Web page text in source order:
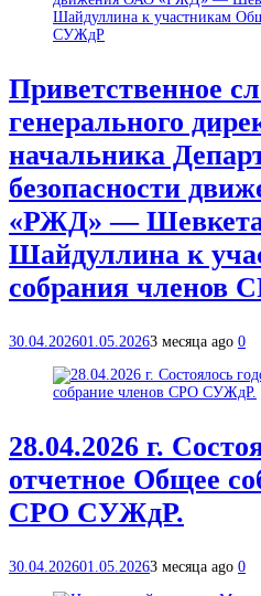
Приветственное
генерального
начальника
безопасности
«РЖД» — Шевкета
Шайдуллина к
собрания
30.04.202601.05.20263 месяца ago 0
28.04.2026 г.
отчетное Общее
СРО СУЖдР.
30.04.202601.05.20263 месяца ago 0